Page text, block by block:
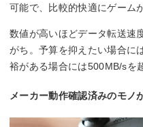
可能で、比較的快適にゲーム
数値が高いほどデータ転送速
がち。予算を抑えたい場合に
裕がある場合には500MB/sを
メーカー動作確認済みのモノ